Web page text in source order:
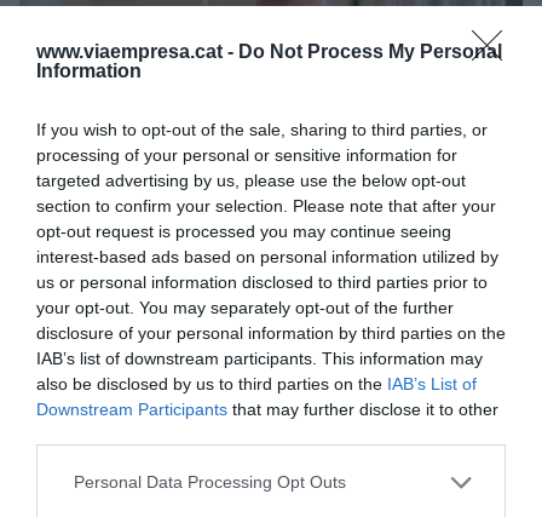
www.viaempresa.cat - Do Not Process My Personal
Information
If you wish to opt-out of the sale, sharing to third parties, or
processing of your personal or sensitive information for
targeted advertising by us, please use the below opt-out
section to confirm your selection. Please note that after your
opt-out request is processed you may continue seeing
interest-based ads based on personal information utilized by
us or personal information disclosed to third parties prior to
your opt-out. You may separately opt-out of the further
disclosure of your personal information by third parties on the
IAB’s list of downstream participants. This information may
also be disclosed by us to third parties on the IAB’s List of
Downstream Participants that may further disclose it to other
Personal Data Processing Opt Outs
Jaume Alsina en la sede de la Asociación Catalana de
la Empresa Familiar, en la Diagonal de Barcelona |
Carolina Santos
¿Hasta qué punto importa el tamaño que tenga
la empresa familiar?
internacionalización, la dimensión ayuda. No es